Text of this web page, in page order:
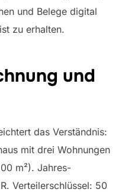
und Belege digital
zu erhalten.
und
das Verständnis:
mit drei Wohnungen
m²). Jahres-
Verteilerschlüssel: 50